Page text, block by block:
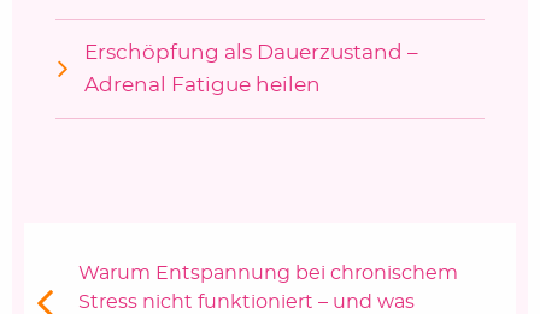
Erschöpfung als Dauerzustand –
Adrenal Fatigue heilen
Vorheriger Beitrag:
Warum Entspannung bei chronischem
Stress nicht funktioniert – und was